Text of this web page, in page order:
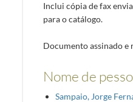
Inclui cópia de fax
para o catálogo.
Documento assinado
Nome de
Sampaio, Jorge